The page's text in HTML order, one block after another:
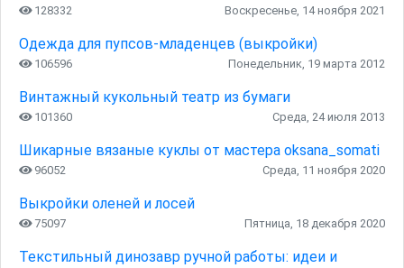
128332 Воскресенье, 14 ноября 2021
Одежда для пупсов-младенцев (выкройки)
106596 Понедельник, 19 марта 2012
Винтажный кукольный театр из бумаги
101360 Среда, 24 июля 2013
Шикарные вязаные куклы от мастера oksana_somati
96052 Среда, 11 ноября 2020
Выкройки оленей и лосей
75097 Пятница, 18 декабря 2020
Текстильный динозавр ручной работы: идеи и